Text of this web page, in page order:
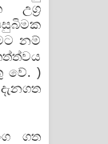
උග්‍ර
නම්
වේ. )
ගත